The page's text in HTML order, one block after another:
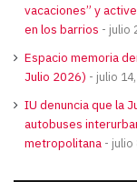
vacaciones” y
en los barrios
julio
Espacio memoria
Julio 2026)
julio
IU denuncia que la
autobuses
metropolitana
julio